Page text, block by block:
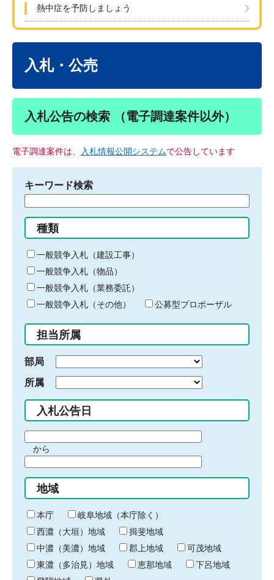
熱中症を予防しましょう
入札・公売
入札公告の検索 （電子調達案件以外）
電子調達案件は、 入札情報公開システムで公告しています
キーワード検索
る
キ
ー
ワ
ー
ド
入
力
種類
一般競争入札（建設工事）
一般競争入札（物品）
一般競争入札（業務委託）
一般競争入札（その他）
公募型プロポーザル
担当所属
部局
所属
入札公告日
間
始
り
から
間
終
わ
り
地域
本庁
岐阜地域（本庁除く）
西濃（大垣）地域
揖斐地域
中濃（美濃）地域
郡上地域
可茂地域
東濃（多治見）地域
恵那地域
下呂地域